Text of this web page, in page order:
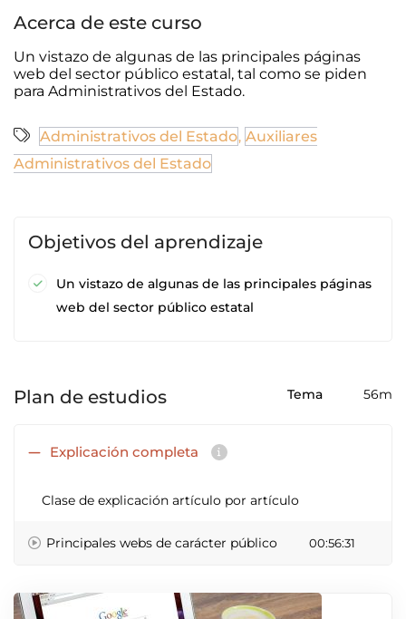
Acerca de este curso
Un vistazo de algunas de las principales páginas
web del sector público estatal, tal como se piden
para Administrativos del Estado.
Administrativos del Estado, Auxiliares
Administrativos del Estado
Objetivos del aprendizaje
Un vistazo de algunas de las principales páginas
web del sector público estatal
Plan de estudios Tema 56m
Explicación completa
Clase de explicación artículo por artículo
Principales webs de carácter público 00:56:31